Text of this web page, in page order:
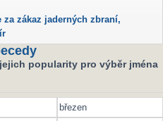
za zákaz jaderných zbraní,
popularity pro výběr jména
březen